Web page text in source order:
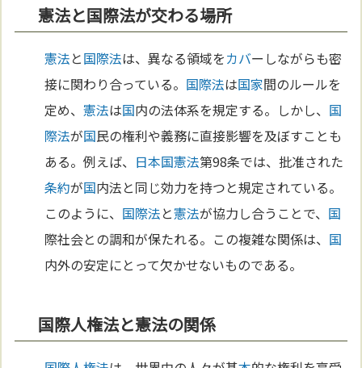
憲法と国際法が交わる場所
憲法と国際法は、異なる領域をカバーしながらも密
接に関わり合っている。 国際法は国家間のルールを
定め、憲法は国内の法体系を規定する。しかし、 国
際法が国民の権利や義務に直接影響を及ぼすことも
ある。例えば、 日本国憲法第98条では、批准された
条約が国内法と同じ効力を持つと規定されている。
このように、 国際法と憲法が協力し合うことで、 国
際社会との調和が保たれる。この複雑な関係は、 国
内外の安定にとって欠かせないものである。
国際人権法と憲法の関係